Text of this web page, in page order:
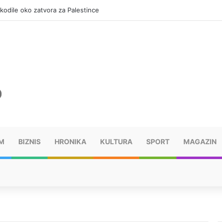
oko zatvora za Palestince
BIZNIS HRONIKA KULTURA SPORT MAGAZIN